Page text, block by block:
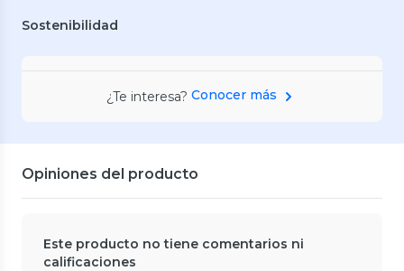
Sostenibilidad
¿Te interesa? Conocer más
Opiniones del producto
Este producto no tiene comentarios ni
calificaciones